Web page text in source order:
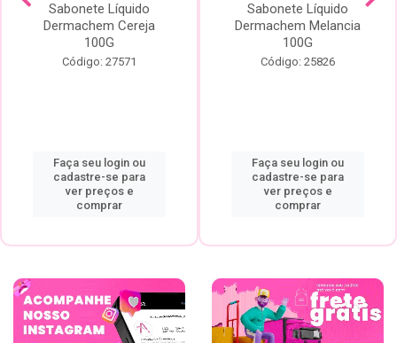
Sabonete Líquido
Dermachem Cereja
100G
Código: 27571
Faça seu login ou
cadastre-se para
ver preços e
comprar
Sabonete Líquido
Dermachem Melancia
100G
Código: 25826
Faça seu login ou
cadastre-se para
ver preços e
comprar